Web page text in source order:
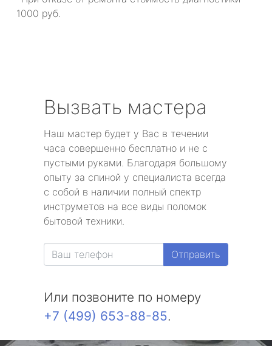
1000 руб.
Вызвать мастера
Наш мастер будет у Вас в течении
часа совершенно бесплатно и не с
пустыми руками. Благодаря большому
опыту за спиной у специалиста всегда
с собой в наличии полный спектр
инструметов на все виды поломок
бытовой техники.
Отправить
Или позвоните по номеру
+7 (499) 653-88-85.